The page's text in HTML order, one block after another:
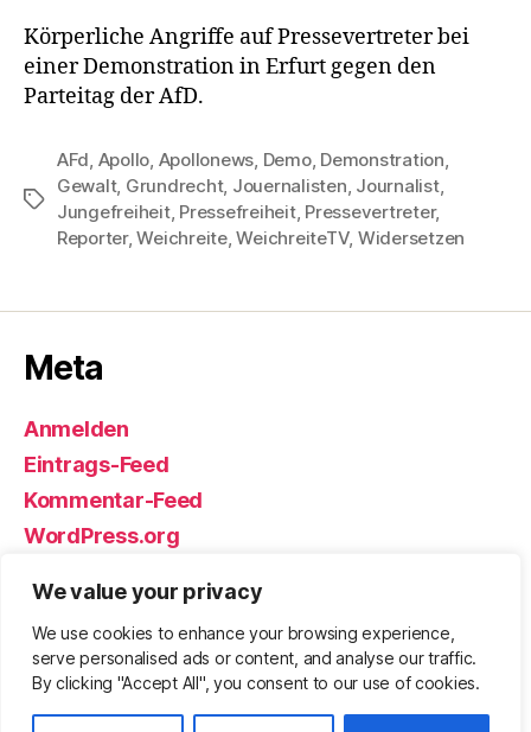
We value your privacy
We use cookies to enhance your browsing experience,
serve personalised ads or content, and analyse our traffic.
By clicking "Accept All", you consent to our use of cookies.
Körperliche Angriffe auf Pressevertreter bei
einer Demonstration in Erfurt gegen den
Parteitag der AfD.
Schlagwörter
AFd, Apollo, Apollonews, Demo, Demonstration,
Gewalt, Grundrecht, Jouernalisten, Journalist,
Jungefreiheit, Pressefreiheit, Pressevertreter,
Reporter,Weichreite,WeichreiteTV, Widersetzen
Meta
Anmelden
Eintrags-Feed
Kommentar-Feed
WordPress.org
© 2026Björn Eickhoff – Der Blog
rund um Messer, Equipment und ums
Überleben
Nach oben